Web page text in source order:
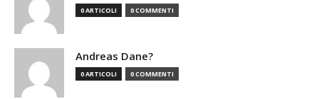
0 ARTICOLI 0 COMMENTI
Andreas Dane?
0 ARTICOLI 0 COMMENTI